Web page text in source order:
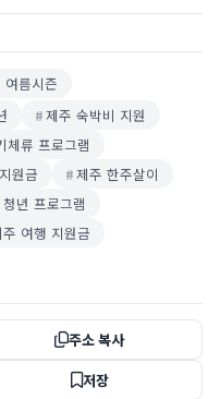
름시즌
제주 숙박비 지원
체류 프로그램
원금
제주 한주살이
년 프로그램
여행 지원금
주소 복사
저장